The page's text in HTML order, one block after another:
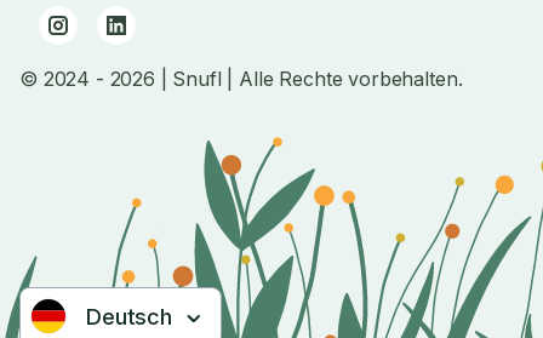
Deutsch
© 2024 - 2026 | Snufl | Alle Rechte vorbehalten.